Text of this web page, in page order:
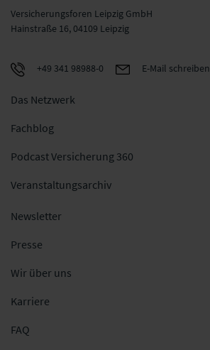
Versicherungsforen Leipzig GmbH
Hainstraße 16, 04109 Leipzig
+49 341 98988-0 E-Mail schreiben
Das Netzwerk
Fachblog
Podcast Versicherung 360
Veranstaltungsarchiv
Newsletter
Presse
Wir über uns
Karriere
FAQ